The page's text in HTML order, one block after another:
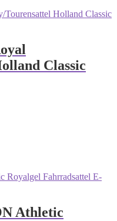
Classic
Athletic